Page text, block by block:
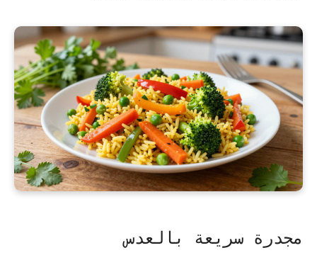
مجدرة سريعة بالعدس